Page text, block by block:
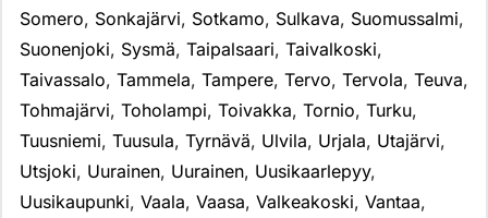
Somero, Sonkajärvi, Sotkamo, Sulkava, Suomussalmi,
Suonenjoki, Sysmä, Taipalsaari, Taivalkoski,
Taivassalo, Tammela, Tampere, Tervo, Tervola, Teuva,
Tohmajärvi, Toholampi, Toivakka, Tornio, Turku,
Tuusniemi, Tuusula, Tyrnävä, Ulvila, Urjala, Utajärvi,
Utsjoki, Uurainen, Uurainen, Uusikaarlepyy,
Uusikaupunki, Vaala, Vaasa, Valkeakoski, Vantaa,